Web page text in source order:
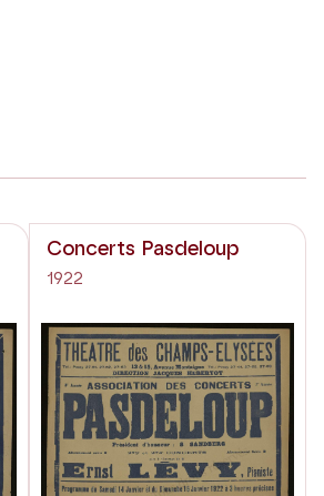
Concerts Pasdeloup
1922